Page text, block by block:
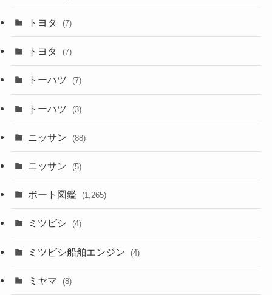
トヨタ (7)
トヨタ (7)
トーハツ (7)
トーハツ (3)
ニッサン (88)
ニッサン (5)
ボート図鑑 (1,265)
ミツビシ (4)
ミツビシ船舶エンジン (4)
ミヤマ (8)